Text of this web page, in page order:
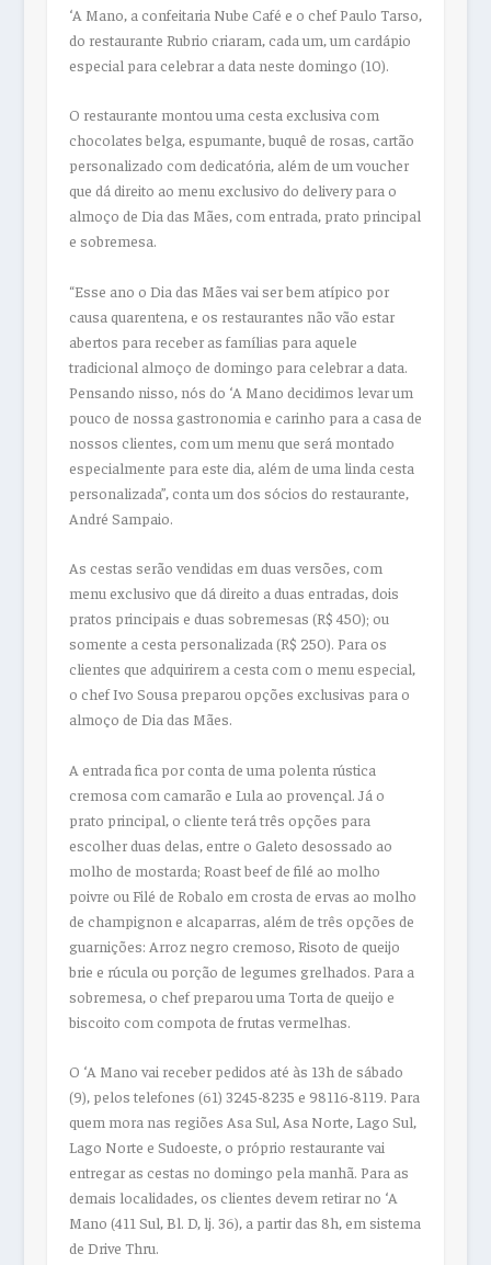
‘A Mano, a confeitaria Nube Café e o chef Paulo Tarso,
do restaurante Rubrio criaram, cada um, um cardápio
especial para celebrar a data neste domingo (10).
O restaurante montou uma cesta exclusiva com
chocolates belga, espumante, buquê de rosas, cartão
personalizado com dedicatória, além de um voucher
que dá direito ao menu exclusivo do delivery para o
almoço de Dia das Mães, com entrada, prato principal
e sobremesa.
“Esse ano o Dia das Mães vai ser bem atípico por
causa quarentena, e os restaurantes não vão estar
abertos para receber as famílias para aquele
tradicional almoço de domingo para celebrar a data.
Pensando nisso, nós do ‘A Mano decidimos levar um
pouco de nossa gastronomia e carinho para a casa de
nossos clientes, com um menu que será montado
especialmente para este dia, além de uma linda cesta
personalizada”, conta um dos sócios do restaurante,
André Sampaio.
As cestas serão vendidas em duas versões, com
menu exclusivo que dá direito a duas entradas, dois
pratos principais e duas sobremesas (R$ 450); ou
somente a cesta personalizada (R$ 250). Para os
clientes que adquirirem a cesta com o menu especial,
o chef Ivo Sousa preparou opções exclusivas para o
almoço de Dia das Mães.
A entrada fica por conta de uma polenta rústica
cremosa com camarão e Lula ao provençal. Já o
prato principal, o cliente terá três opções para
escolher duas delas, entre o Galeto desossado ao
molho de mostarda; Roast beef de filé ao molho
poivre ou Filé de Robalo em crosta de ervas ao molho
de champignon e alcaparras, além de três opções de
guarnições: Arroz negro cremoso, Risoto de queijo
brie e rúcula ou porção de legumes grelhados. Para a
sobremesa, o chef preparou uma Torta de queijo e
biscoito com compota de frutas vermelhas.
O ‘A Mano vai receber pedidos até às 13h de sábado
(9), pelos telefones (61) 3245-8235 e 98116-8119. Para
quem mora nas regiões Asa Sul, Asa Norte, Lago Sul,
Lago Norte e Sudoeste, o próprio restaurante vai
entregar as cestas no domingo pela manhã. Para as
demais localidades, os clientes devem retirar no ‘A
Mano (411 Sul, Bl. D, lj. 36), a partir das 8h, em sistema
de Drive Thru.